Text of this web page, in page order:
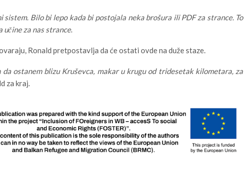
Bilo bi lepo kada bi postojala neka brošura ili PDF za strance. To
učine za nas strance.
Ronald pretpostavlja da će ostati ovde na duže staze.
ostanem blizu Kruševca, makar u krugu od tridesetak kilometara, za
za kraj.